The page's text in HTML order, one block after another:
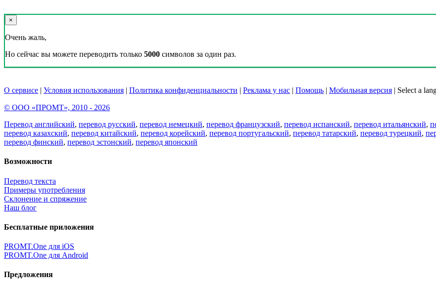
×
Очень жаль,
Но сейчас вы можете переводить только 5000 символов за один раз.
О сервисе | Условия использования | Политика конфиденциальности | Реклама у нас | Помощь | Мобильная версия | Select a
© ООО «ПРОМТ», 2010 - 2026
Перевод английский, перевод русский, перевод немецкий, перевод французский, перевод испанский, перевод итальянский,
перевод казахский, перевод китайский, перевод корейский, перевод португальский, перевод татарский, перевод турецкий,
перевод финский, перевод эстонский, перевод японский
Возможности
Перевод текста
Примеры употребления
Склонение и спряжение
Наш блог
Бесплатные приложения
PROMT.One для iOS
PROMT.One для Android
Предложения